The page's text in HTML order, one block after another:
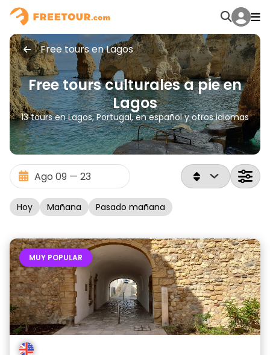
Free tours en Lagos
Free tours culturales a pie en
Lagos
13 tours en Lagos, Portugal, en español y otros idiomas
Hoy Mañana Pasado mañana
MUY POPULAR